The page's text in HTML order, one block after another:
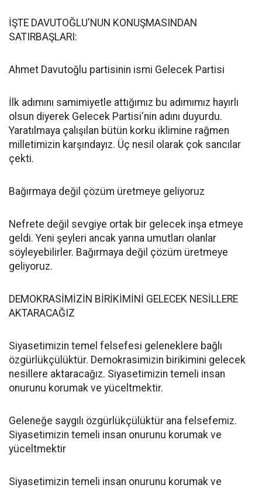
İŞTE DAVUTOĞLU'NUN KONUŞMASINDAN
SATIRBAŞLARI:
Ahmet Davutoğlu partisinin ismi Gelecek Partisi
İlk adımını samimiyetle attığımız bu adımımız hayırlı
olsun diyerek Gelecek Partisi'nin adını duyurdu.
Yaratılmaya çalışılan bütün korku iklimine rağmen
milletimizin karşındayız. Üç nesil olarak çok sancılar
çekti.
Bağırmaya değil çözüm üretmeye geliyoruz
Nefrete değil sevgiye ortak bir gelecek inşa etmeye
geldi. Yeni şeyleri ancak yarına umutları olanlar
söyleyebilirler. Bağırmaya değil çözüm üretmeye
geliyoruz.
DEMOKRASİMİZİN BİRİKİMİNİ GELECEK NESİLLERE
AKTARACAĞIZ
Siyasetimizin temel felsefesi geleneklere bağlı
özgürlükçülüktür. Demokrasimizin birikimini gelecek
nesillere aktaracağız. Siyasetimizin temeli insan
onurunu korumak ve yüceltmektir.
Geleneğe saygılı özgürlükçülüktür ana felsefemiz.
Siyasetimizin temeli insan onurunu korumak ve
yüceltmektir
Siyasetimizin temeli insan onurunu korumak ve